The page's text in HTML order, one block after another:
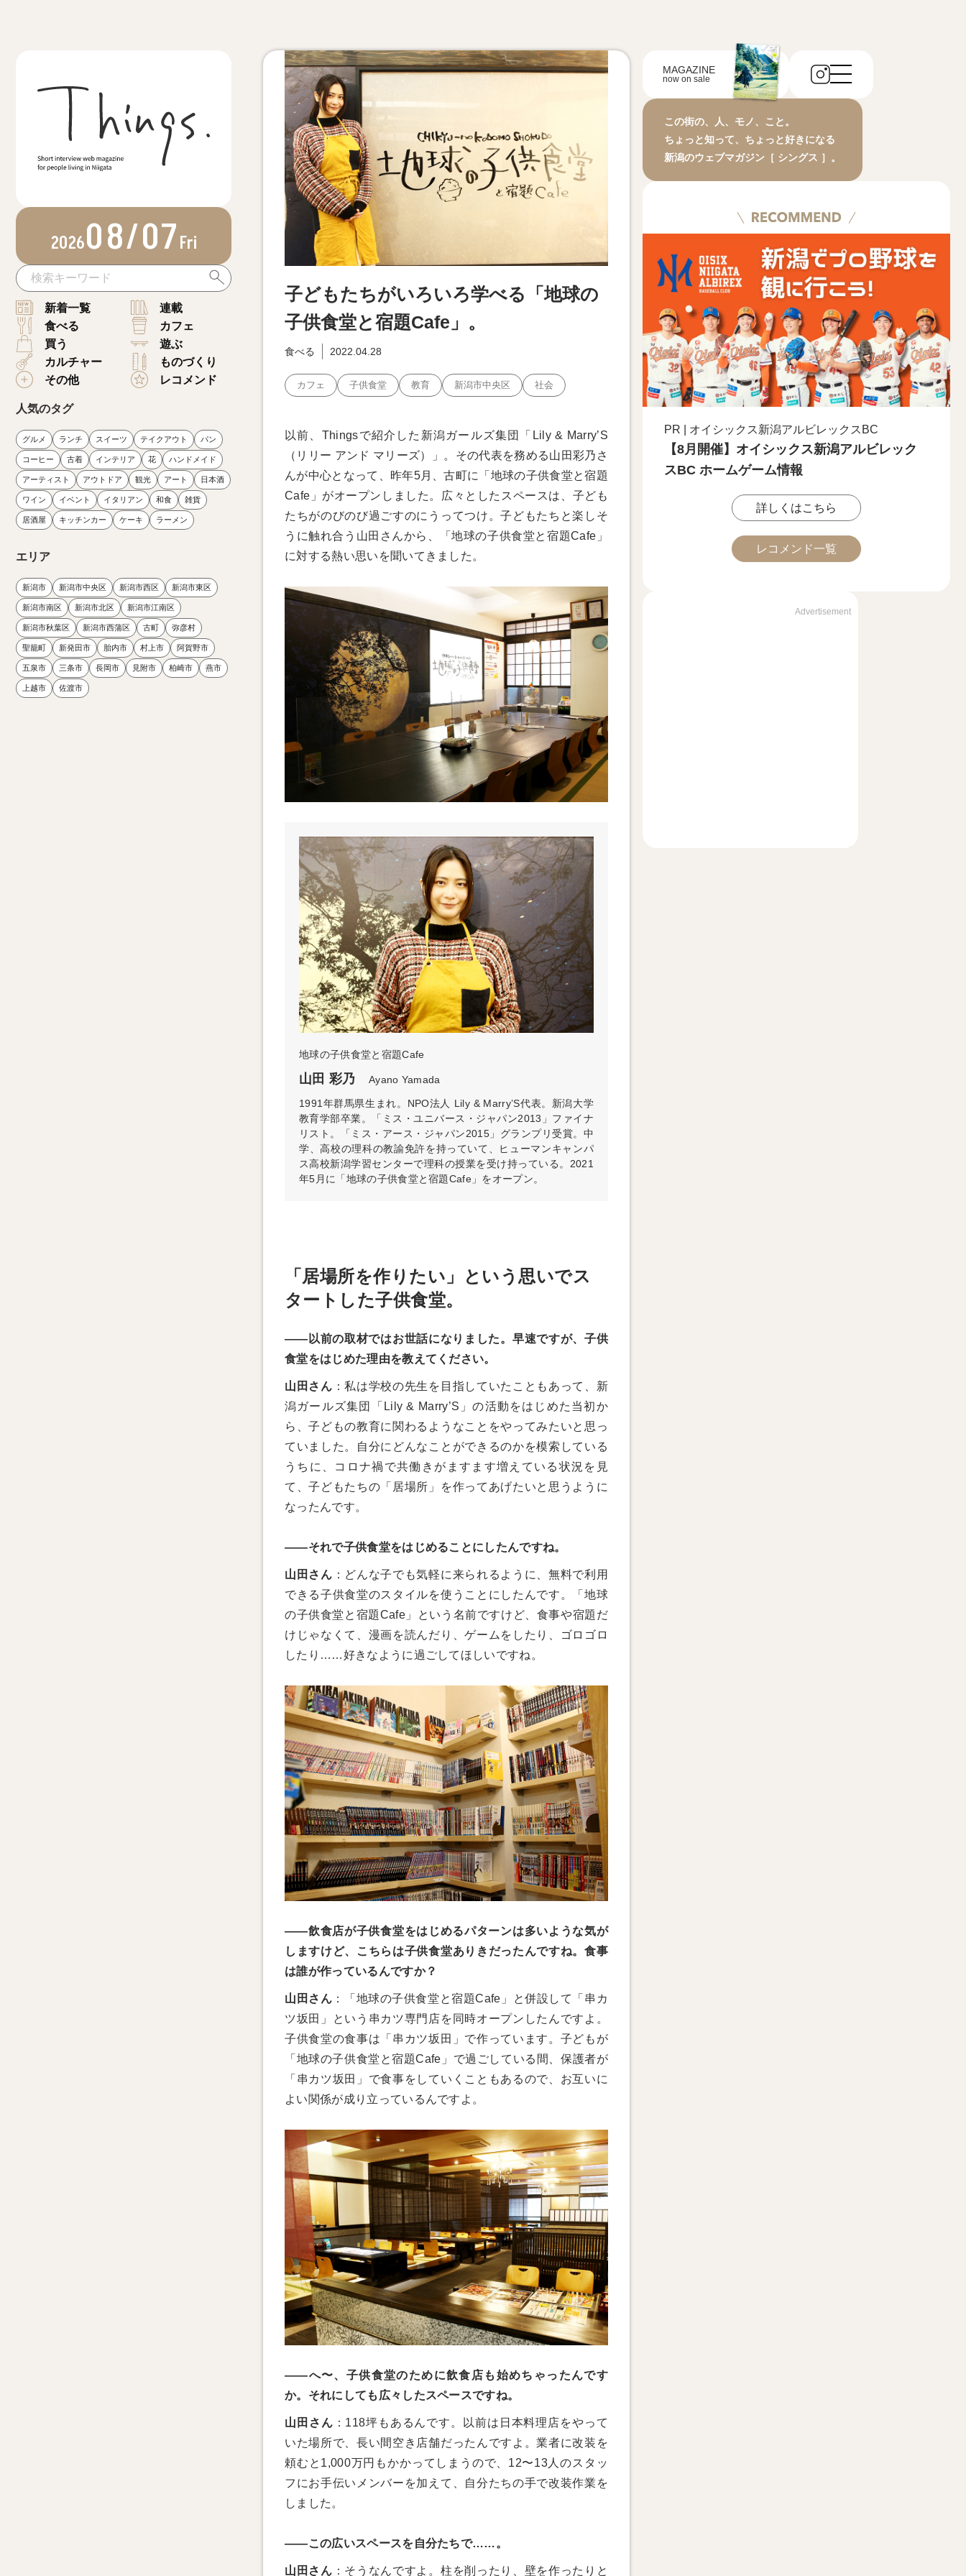
202608/07Fri
新着一覧
連載
食べる
カフェ
買う
遊ぶ
カルチャー
ものづくり
その他
レコメンド
人気のタグ
グルメ ランチ スイーツ テイクアウト パン
コーヒー 古着 インテリア 花 ハンドメイド
アーティスト アウトドア 観光 アート 日本酒
ワイン イベント イタリアン 和食 雑貨
居酒屋 キッチンカー ケーキ ラーメン
エリア
新潟市 新潟市中央区 新潟市西区 新潟市東区
新潟市南区 新潟市北区 新潟市江南区
新潟市秋葉区 新潟市西蒲区 古町 弥彦村
聖籠町 新発田市 胎内市 村上市 阿賀野市
五泉市 三条市 長岡市 見附市 柏崎市 燕市
上越市 佐渡市
子どもたちがいろいろ学べる「地球の
子供食堂と宿題Cafe」。
食べる 2022.04.28
カフェ 子供食堂 教育 新潟市中央区 社会
以前、Thingsで紹介した新潟ガールズ集団「Lily & Marry’S
（リリー アンド マリーズ）」。その代表を務める山田彩乃さ
んが中心となって、昨年5月、古町に「地球の子供食堂と宿題
Cafe」がオープンしました。広々としたスペースは、子ども
たちがのびのび過ごすのにうってつけ。子どもたちと楽しそ
うに触れ合う山田さんから、「地球の子供食堂と宿題Cafe」
に対する熱い思いを聞いてきました。
地球の子供食堂と宿題Cafe
山田 彩乃 Ayano Yamada
1991年群馬県生まれ。NPO法人 Lily & Marry’S代表。新潟大学
教育学部卒業。「ミス・ユニバース・ジャパン2013」ファイナ
リスト。「ミス・アース・ジャパン2015」グランプリ受賞。中
学、高校の理科の教諭免許を持っていて、ヒューマンキャンパ
ス高校新潟学習センターで理科の授業を受け持っている。2021
年5月に「地球の子供食堂と宿題Cafe」をオープン。
「居場所を作りたい」という思いでス
タートした子供食堂。
——以前の取材ではお世話になりました。早速ですが、子供
食堂をはじめた理由を教えてください。
山田さん ：私は学校の先生を目指していたこともあって、新
潟ガールズ集団「Lily & Marry’S」の活動をはじめた当初か
ら、子どもの教育に関わるようなことをやってみたいと思っ
ていました。自分にどんなことができるのかを模索している
うちに、コロナ禍で共働きがますます増えている状況を見
て、子どもたちの「居場所」を作ってあげたいと思うように
なったんです。
——それで子供食堂をはじめることにしたんですね。
山田さん ：どんな子でも気軽に来られるように、無料で利用
できる子供食堂のスタイルを使うことにしたんです。「地球
の子供食堂と宿題Cafe」という名前ですけど、食事や宿題だ
けじゃなくて、漫画を読んだり、ゲームをしたり、ゴロゴロ
したり……好きなように過ごしてほしいですね。
——飲食店が子供食堂をはじめるパターンは多いような気が
しますけど、こちらは子供食堂ありきだったんですね。食事
は誰が作っているんですか？
山田さん ：「地球の子供食堂と宿題Cafe」と併設して「串カ
ツ坂田」という串カツ専門店を同時オープンしたんですよ。
子供食堂の食事は「串カツ坂田」で作っています。子どもが
「地球の子供食堂と宿題Cafe」で過ごしている間、保護者が
「串カツ坂田」で食事をしていくこともあるので、お互いに
よい関係が成り立っているんですよ。
——へ〜、子供食堂のために飲食店も始めちゃったんです
か。それにしても広々したスペースですね。
山田さん ：118坪もあるんです。以前は日本料理店をやって
いた場所で、長い間空き店舗だったんですよ。業者に改装を
頼むと1,000万円もかかってしまうので、12〜13人のスタッ
フにお手伝いメンバーを加えて、自分たちの手で改装作業を
しました。
——この広いスペースを自分たちで……。
山田さん ：そうなんですよ。柱を削ったり、壁を作ったりと
MAGAZINE
now on sale
この街の、人、モノ、こと。
ちょっと知って、ちょっと好きになる
新潟のウェブマガジン［ シングス ］。
PR | オイシックス新潟アルビレックスBC
【8月開催】オイシックス新潟アルビレック
スBC ホームゲーム情報
詳しくはこちら
レコメンド一覧
Advertisement